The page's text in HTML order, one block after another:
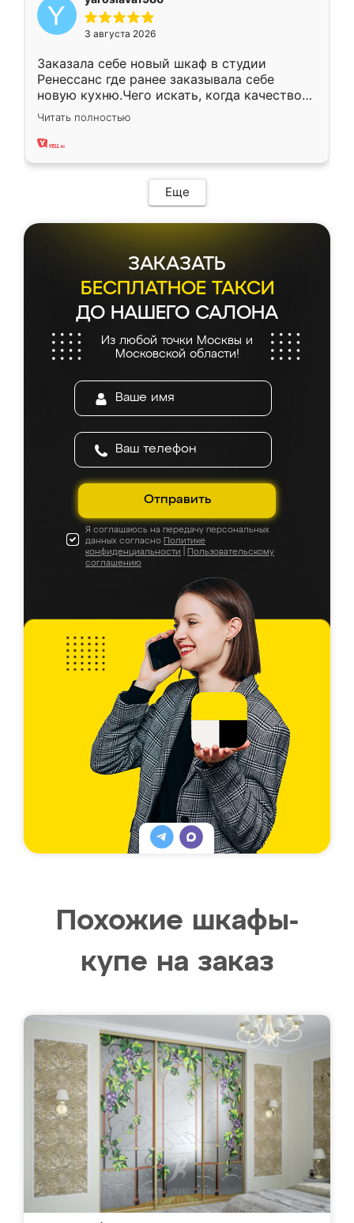
3 августа 2026
Заказала себе новый шкаф в студии
Ренессанс где ранее заказывала себе
новую кухню.Чего искать, когда качеством
вполне довольна. Служит кухня уже почти
два года, нареканий нет.
Читать полностью
Еще
ЗАКАЗАТЬ
БЕСПЛАТНОЕ ТАКСИ
ДО НАШЕГО САЛОНА
Из любой точки Москвы и
Московской области!
Отправить
Я соглашаюсь на передачу персональных
данных согласно Политике
конфиденциальности
Пользовательскому
соглашению
Похожие шкафы-
купе на заказ